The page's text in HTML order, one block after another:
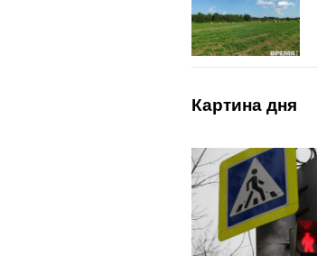
Картина дня